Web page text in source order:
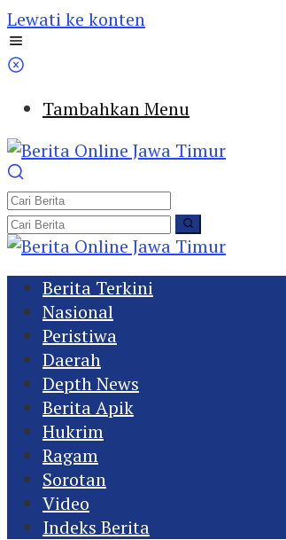
Lewati ke konten
Tambahkan Menu
Berita Terkini
Nasional
Peristiwa
Daerah
Depth News
Berita Apik
Hukrim
Ragam
Sorotan
Video
Indeks Berita